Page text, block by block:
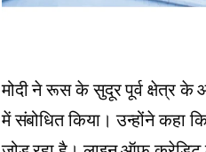
मोदी ने रूस के सुदूर पूर्व क्षेत्र के
में संबोधित किया। उन्होंने कहा